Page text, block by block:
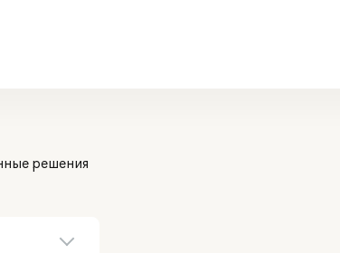
решения